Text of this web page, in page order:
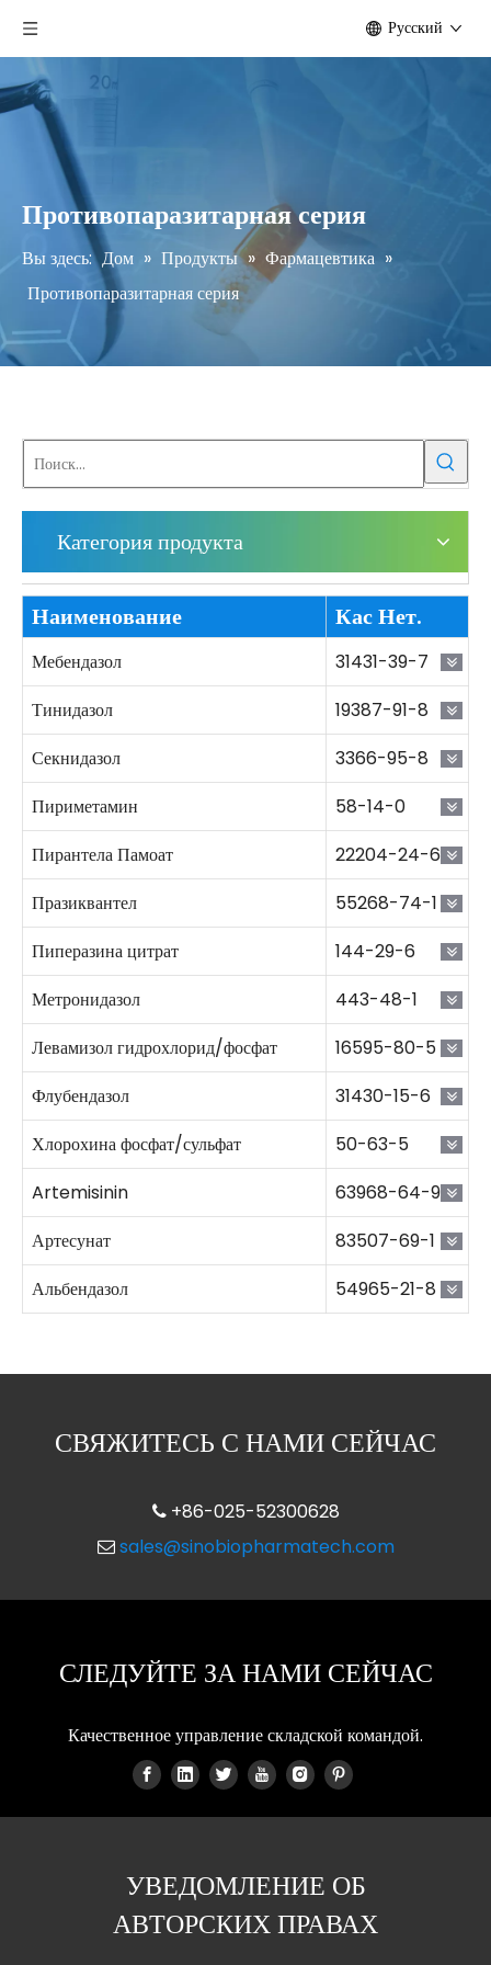
Pусский
Противопаразитарная серия
Вы здесь: Дом » Продукты » Фармацевтика »
Противопаразитарная серия
Категория продукта
Наименование Кас Нет.
Мебендазол
31431-39-7
Тинидазол
19387-91-8
Секнидазол
3366-95-8
Пириметамин
58-14-0
Пирантела Памоат
22204-24-6
Празиквантел
55268-74-1
Пиперазина цитрат
144-29-6
Метронидазол
443-48-1
Левамизол гидрохлорид/фосфат
16595-80-5
Флубендазол
31430-15-6
Хлорохина фосфат/сульфат
50-63-5
Artemisinin
63968-64-9
Артесунат
83507-69-1
Альбендазол
54965-21-8
СВЯЖИТЕСЬ С НАМИ СЕЙЧАС
+86-025-52300628
 sales@sinobiopharmatech.com
СЛЕДУЙТЕ ЗА НАМИ СЕЙЧАС
Качественное управление складской командой.
УВЕДОМЛЕНИЕ ОБ
АВТОРСКИХ ПРАВАХ